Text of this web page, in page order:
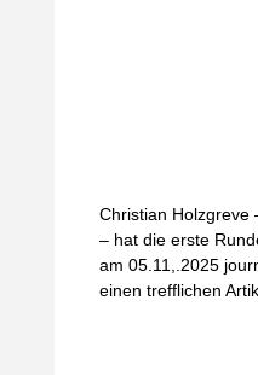
Christian Holzgreve
– hat die erste
am 05.11,.2025
einen trefflichen